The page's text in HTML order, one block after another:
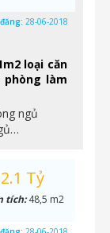
loại căn
phòng làm
ngủ
28-06-2018
2.1 Tỷ
tích:48,5 m2